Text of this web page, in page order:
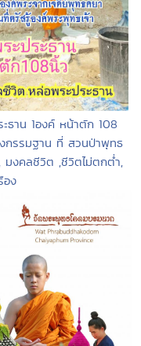
ธาน 1องค์ หน้าตัก 108
กรรมฐาน ที่ สวนป่าพุทธ
มงคลชีวิต ,ชีวิตไม่ตกต่ำ,
อง